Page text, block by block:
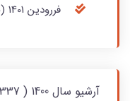
فررودين 1401 (5)
آرشیو سال 1400 ( 2337 )